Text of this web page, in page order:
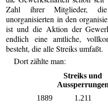
Zahl ihrer Mitglieder,
unorganisierten in den
ist und die Aktion der
endlich eine amtliche,
besteht, die alle Streiks umfaßt.
Dort zählte man:
Streiks und
1889
1.211